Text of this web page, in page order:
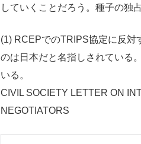
していくことだろう。種子の独
(1) RCEPでのTRIPS協定に反対
のは日本だと名指しされている
いる。
CIVIL SOCIETY LETTER ON
NEGOTIATORS